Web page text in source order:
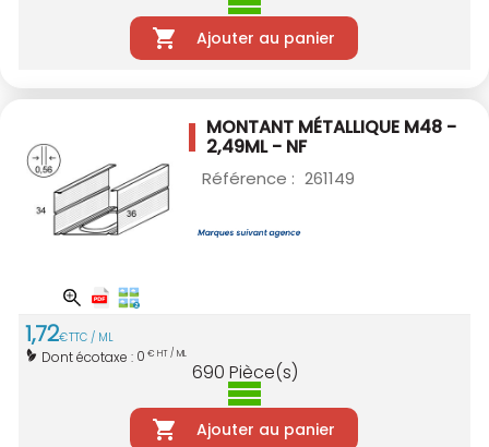
Ajouter au panier
MONTANT MÉTALLIQUE M48 -
2,49ML - NF
Référence : 261149
1,72€TTC / ML
Dont écotaxe : 0 € HT / ML
690 Pièce(s)
Ajouter au panier